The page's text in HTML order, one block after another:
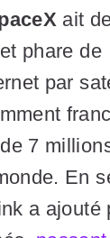
ait
phare de
par
7
En
a ajouté